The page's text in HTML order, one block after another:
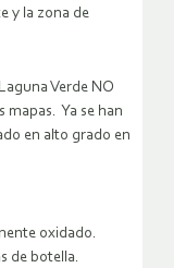
y la zona de
Verde NO
mapas. Ya se han
en alto grado en
oxidado.
de botella.